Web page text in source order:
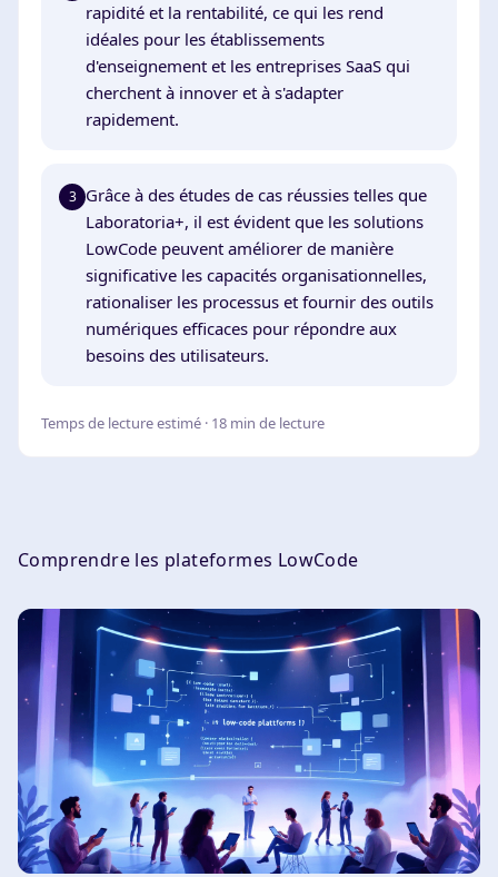
rapidité et la rentabilité, ce qui les rend
idéales pour les établissements
d'enseignement et les entreprises SaaS qui
cherchent à innover et à s'adapter
rapidement.
3 Grâce à des études de cas réussies telles que
Laboratoria+, il est évident que les solutions
LowCode peuvent améliorer de manière
significative les capacités organisationnelles,
rationaliser les processus et fournir des outils
numériques efficaces pour répondre aux
besoins des utilisateurs.
Temps de lecture estimé · 18 min de lecture
Comprendre les plateformes LowCode